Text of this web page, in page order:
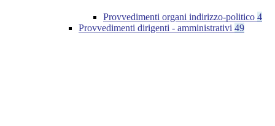
Provvedimenti organi indirizzo-politico 4
Provvedimenti dirigenti - amministrativi 49